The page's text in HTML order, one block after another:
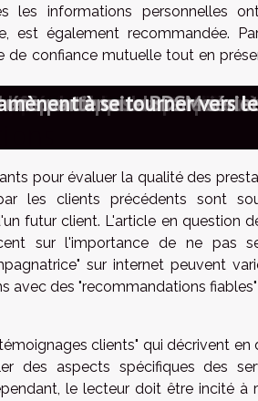
les informations personnelles
est également recommandée.
de confiance mutuelle tout en
pour évaluer la qualité des
les clients précédents sont
futur client. L'article en question
sur l'importance de ne pas
sur internet peuvent
avec des "recommandations
clients" qui décrivent en
des aspects spécifiques des
le lecteur doit être incité à
de discuter : l’art du
plateforme pour
et de détente en
sur des sites de
des femmes matures
peuvent enrichir votre
transforment les
rencontres éphémères
en ligne pour des
renforcent les
anonymes facilitent les
après 60 ans : est-ce
peut enrichir votre vie
en ligne pour
de la domination par
de rencontres
captiver sur les sites de
créer un profil
pour des rencontres
sur un site de
dans les rencontres
dans les
: conseils pour une
dans les
partenaire BDSM
à se tourner vers